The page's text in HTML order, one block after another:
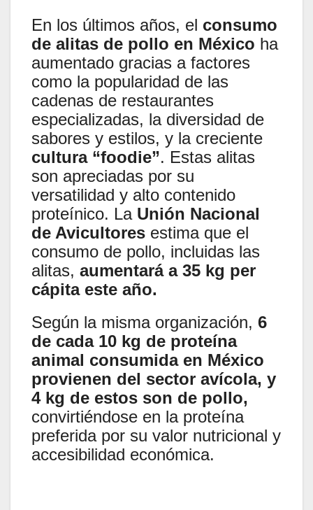
En los últimos años, el consumo
de alitas de pollo en México ha
aumentado gracias a factores
como la popularidad de las
cadenas de restaurantes
especializadas, la diversidad de
sabores y estilos, y la creciente
cultura “foodie”. Estas alitas
son apreciadas por su
versatilidad y alto contenido
proteínico. La Unión Nacional
de Avicultores estima que el
consumo de pollo, incluidas las
alitas, aumentará a 35 kg per
cápita este año.
Según la misma organización, 6
de cada 10 kg de proteína
animal consumida en México
provienen del sector avícola, y
4 kg de estos son de pollo,
convirtiéndose en la proteína
preferida por su valor nutricional y
accesibilidad económica.